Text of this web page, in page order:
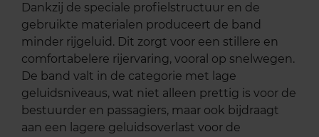
Dankzij de speciale profielstructuur en de
gebruikte materialen produceert de band
minder rijgeluid. Dit zorgt voor een stillere en
comfortabelere rijervaring, vooral op snelwegen.
De band valt in de categorie met lage
geluidsniveaus, wat niet alleen prettig is voor de
bestuurder en passagiers, maar ook bijdraagt
aan een lagere geluidsoverlast voor de